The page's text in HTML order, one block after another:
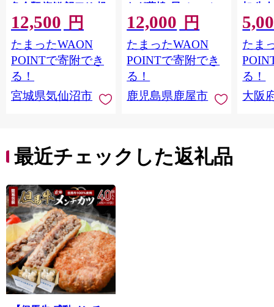
魚介類 海鮮 訳アリ 規
格外 不揃い さけ サケ
鮭切身 シャケ 切り身
冷凍 家庭用 おかず 弁
当 支援 サーモン 銀鮭
切り身 魚 わけあり
12,500 円
たまったWAON
POINTで寄附でき
る！
宮城県気仙沼市
なぎ蒲焼4尾（400g）
12,000 円
たまったWAON
POINTで寄附でき
る！
鹿児島県鹿屋市
加 牛
ット 6
メ 温
菜 簡
すめ
取り
料 ふ
堺市】
たま
る！
大阪
最近チェックした返礼品